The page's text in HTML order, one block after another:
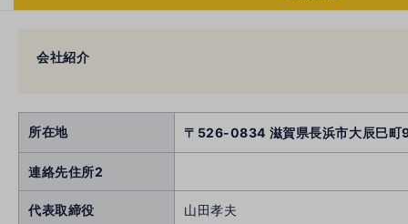
会社紹介
所在地 〒526-0834 滋賀県長浜市大辰巳町
連絡先住所2
代表取締役 山田孝夫